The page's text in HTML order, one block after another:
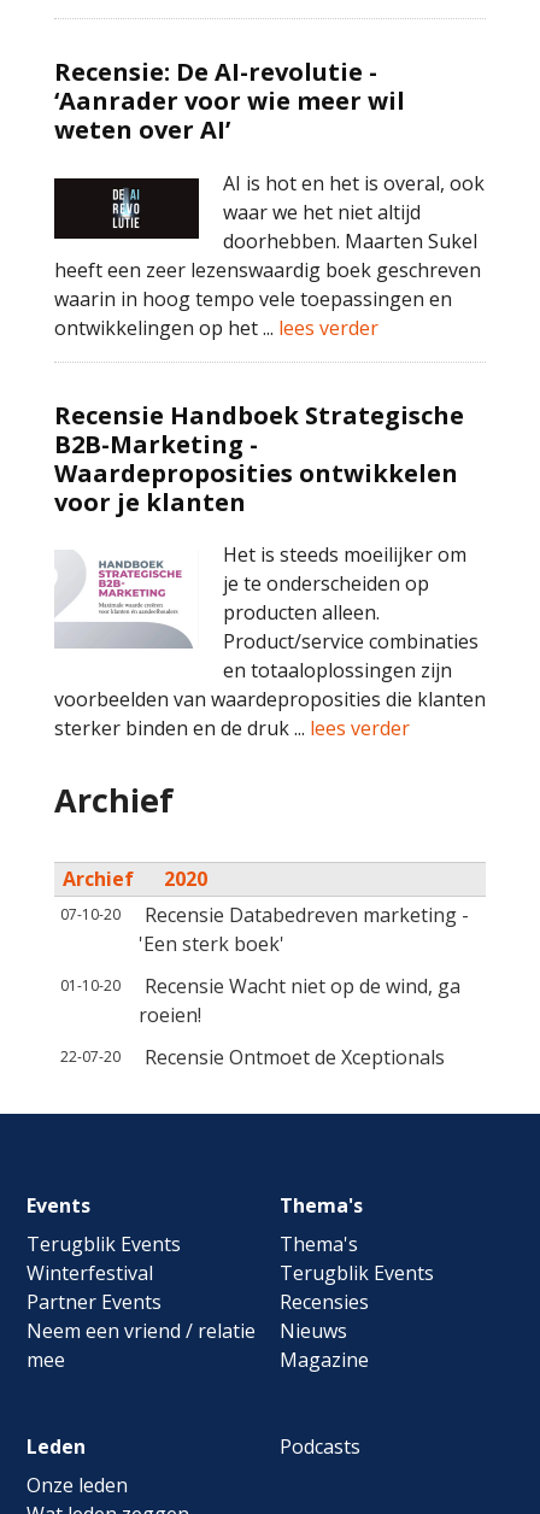
Recensie: De AI-revolutie -
‘Aanrader voor wie meer wil
weten over AI’
AI is hot en het is overal, ook
waar we het niet altijd
doorhebben. Maarten Sukel
heeft een zeer lezenswaardig boek geschreven
waarin in hoog tempo vele toepassingen en
ontwikkelingen op het ... lees verder
Recensie Handboek Strategische
B2B-Marketing -
Waardeproposities ontwikkelen
voor je klanten
Het is steeds moeilijker om
je te onderscheiden op
producten alleen.
Product/service combinaties
en totaaloplossingen zijn
voorbeelden van waardeproposities die klanten
sterker binden en de druk ... lees verder
Archief
Archief 2020
07-10-20
Recensie Databedreven marketing -
'Een sterk boek'
01-10-20
Recensie Wacht niet op de wind, ga
roeien!
22-07-20 Recensie Ontmoet de Xceptionals
Footer
navigation
Events
Terugblik Events
Winterfestival
Partner Events
Neem een vriend / relatie
mee
Thema's
Thema's
Terugblik Events
Recensies
Nieuws
Magazine
Leden
Onze leden
Podcasts